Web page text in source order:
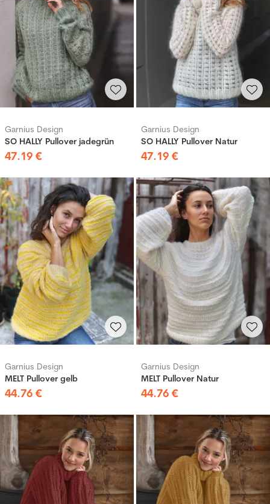
Garnius Design
SO HALLY Pullover jadegrün
47.19 €
Garnius Design
SO HALLY Pullover Natur
47.19 €
Garnius Design
MELT Pullover gelb
44.76 €
Garnius Design
MELT Pullover Natur
44.76 €